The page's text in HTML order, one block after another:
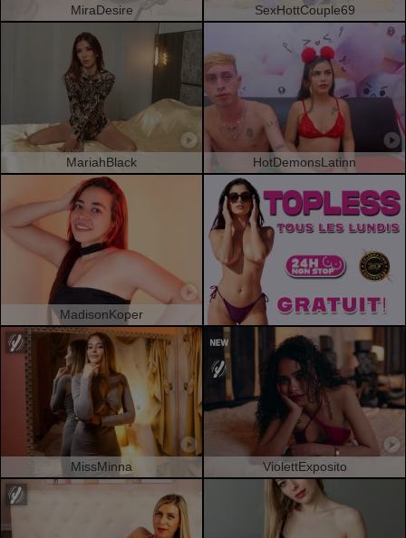
MiraDesire SexHottCouple69
MariahBlack HotDemonsLatinn
MadisonKoper
MissMinna ViolettExposito